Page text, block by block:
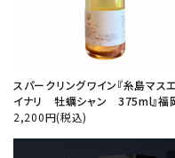
スパークリングワイン『糸島マス
イナリ 牡蠣シャン 375ml』福
2,200円(税込)